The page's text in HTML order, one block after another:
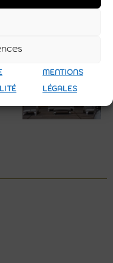
MENTIONS
LÉGALES